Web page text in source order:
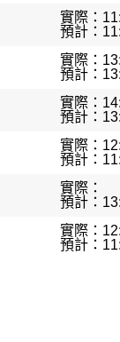
實際：
預計：
實際：
預計：
實際：
預計：
實際：
預計：
實際：
預計：
實際：
預計：